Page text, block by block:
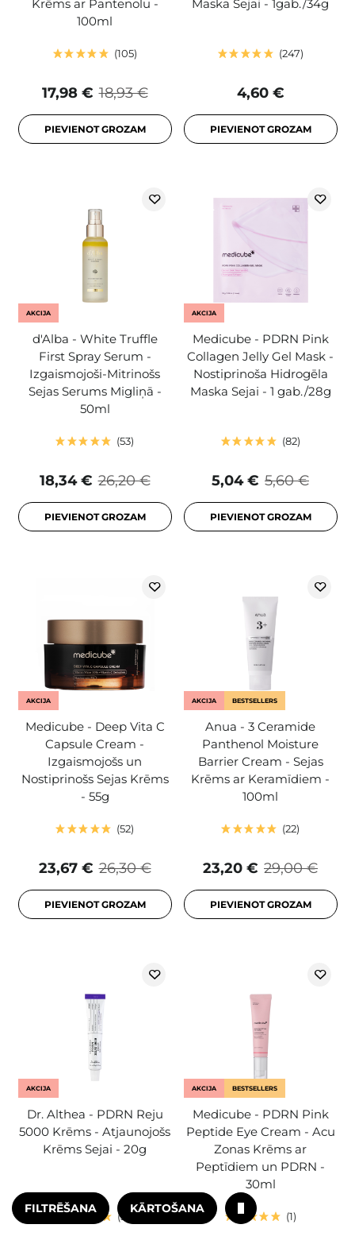
Krēms ar Pantenolu -
100ml
105
18,93 €
17,98 €
PIEVIENOT GROZAM
Maska Sejai - 1gab./34g
247
4,60 €
PIEVIENOT GROZAM
AKCIJA
d'Alba - White Truffle
First Spray Serum -
Izgaismojoši-Mitrinošs
Sejas Serums Migliņā -
50ml
53
26,20 €
18,34 €
PIEVIENOT GROZAM
AKCIJA
Medicube - PDRN Pink
Collagen Jelly Gel Mask -
Nostiprinoša Hidrogēla
Maska Sejai - 1 gab./28g
82
5,60 €
5,04 €
PIEVIENOT GROZAM
AKCIJA
Medicube - Deep Vita C
Capsule Cream -
Izgaismojošs un
Nostiprinošs Sejas Krēms
- 55g
52
26,30 €
23,67 €
PIEVIENOT GROZAM
AKCIJA BESTSELLERS
Anua - 3 Ceramide
Panthenol Moisture
Barrier Cream - Sejas
Krēms ar Keramīdiem -
100ml
22
29,00 €
23,20 €
PIEVIENOT GROZAM
AKCIJA
Dr. Althea - PDRN Reju
5000 Krēms - Atjaunojošs
Krēms Sejai - 20g
31
AKCIJA BESTSELLERS
Medicube - PDRN Pink
Peptide Eye Cream - Acu
Zonas Krēms ar
Peptīdiem un PDRN -
30ml
1
FILTRĒŠANA KĀRTOŠANA